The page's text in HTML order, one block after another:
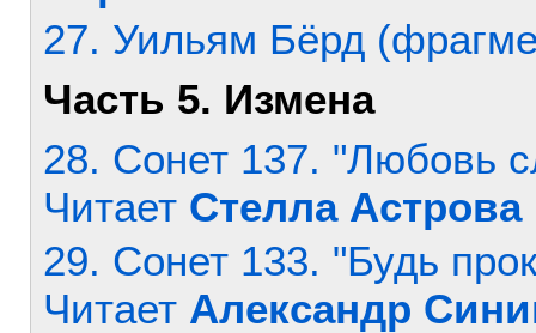
27. Уильям Бёрд
Часть 5. Измена
28. Сонет 137. "Любовь
Читает Стелла Астрова
29. Сонет 133. "Будь
Читает Александр